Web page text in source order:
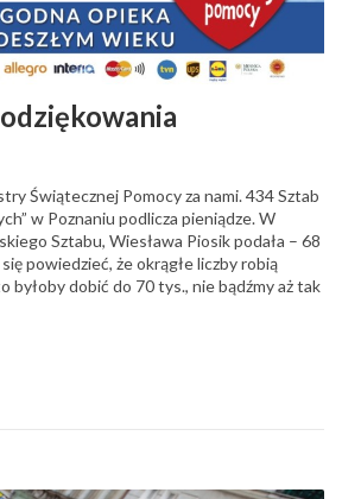
Świątecznej Pomocy za nami. 434 Sztab
w Poznaniu podlicza pieniądze. W
Sztabu, Wiesława Piosik podała – 68
powiedzieć, że okrągłe liczby robią
byłoby dobić do 70 tys., nie bądźmy aż tak